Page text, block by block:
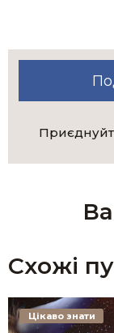
Схожі
Цікаво знати